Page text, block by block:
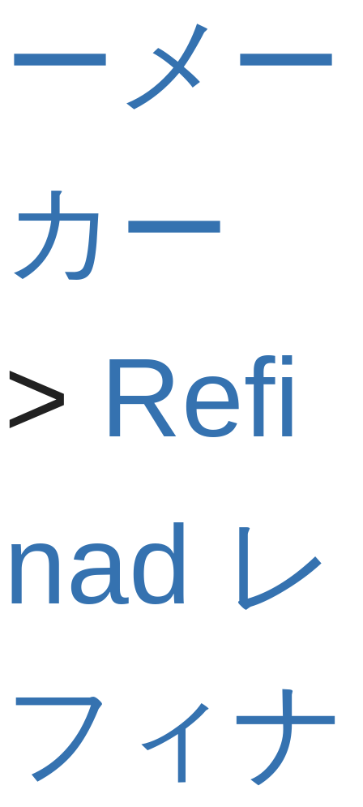
ーメー
カー
Refi
nad レ
フィナ